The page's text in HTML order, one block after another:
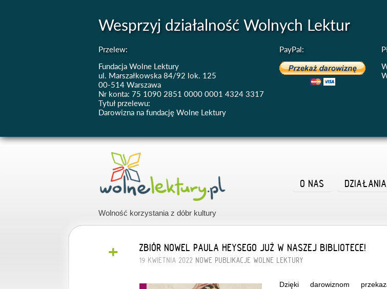
Wesprzyj działalność Wolnych Lektur
Przelew:
Fundacja Wolne Lektury
ul. Marszałkowska 84/92 lok. 125
00-514 Warszawa
Nr konta: 75 1090 2851 0000 0001 4324 3317
Tytuł przelewu:
Darowizna na fundację Wolne Lektury
PayPal:
Wolność korzystania z dóbr kultury
DZIAŁANIA
O NAS
+ ZBIÓR NOWEL PAULA HEYSEGO JUŻ W NASZEJ BIBLIOTECE!
19 KWIETNIA 2022 NOWE PUBLIKACJE WOLNE LEKTURY
Dzięki darowiznom